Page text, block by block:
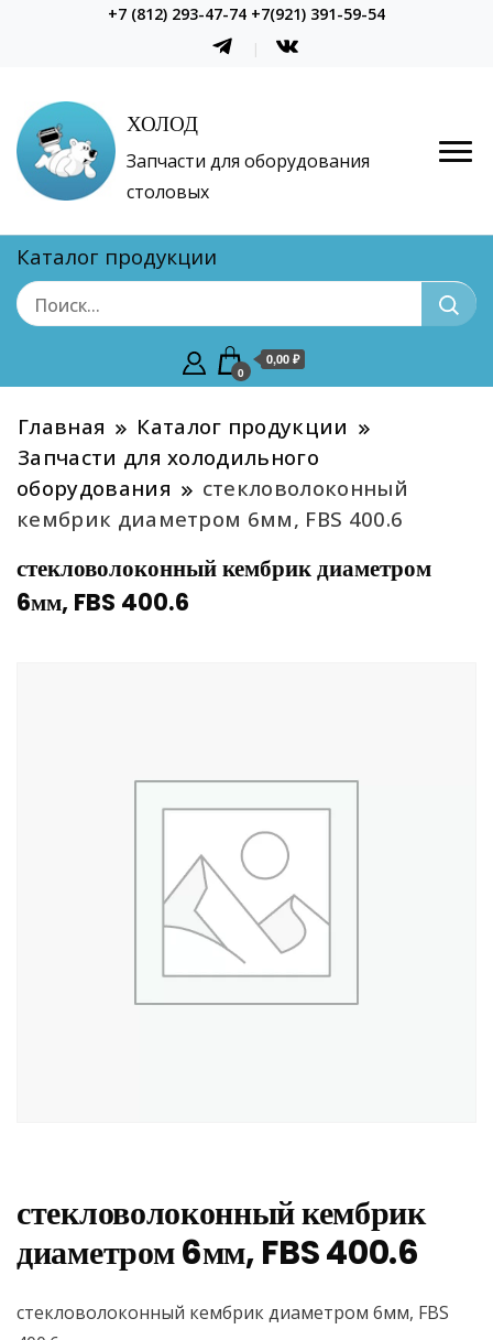
+7 (812) 293-47-74 +7(921) 391-59-54
ХОЛОД
Запчасти для оборудования
столовых
Каталог продукции
0
0,00 ₽
Главная
Каталог продукции
Запчасти для холодильного
оборудования
стекловолоконный
кембрик диаметром 6мм, FBS 400.6
стекловолоконный кембрик диаметром
6мм, FBS 400.6
стекловолоконный кембрик
диаметром 6мм, FBS 400.6
стекловолоконный кембрик диаметром 6мм, FBS